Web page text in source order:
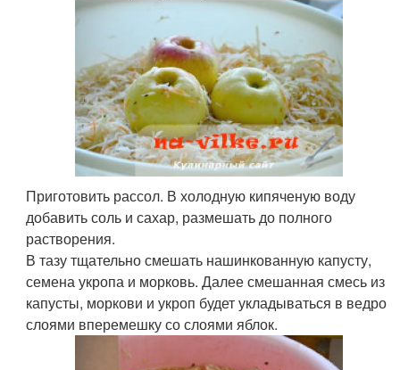
Приготовить рассол. В холодную кипяченую воду
добавить соль и сахар, размешать до полного
растворения.
В тазу тщательно смешать нашинкованную капусту,
семена укропа и морковь. Далее смешанная смесь из
капусты, моркови и укроп будет укладываться в ведро
слоями вперемешку со слоями яблок.